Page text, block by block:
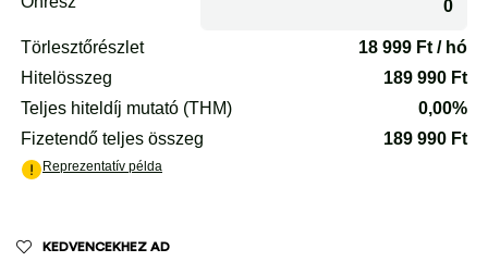
KEDVENCEKHEZ AD